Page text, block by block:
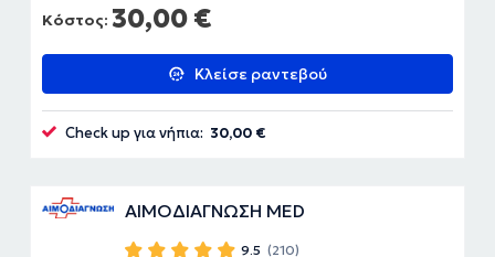
Κόστος: 30,00 €
Κλείσε ραντεβού
Check up για νήπια: 30,00 €
ΑΙΜΟΔΙΑΓΝΩΣΗ MED
9.5 (210)